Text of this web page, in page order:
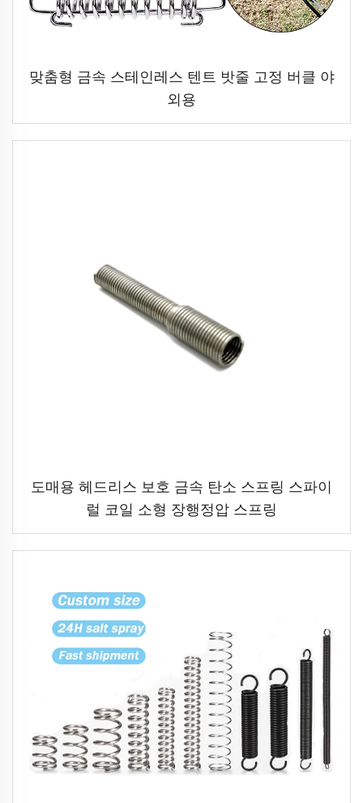
맞춤형 금속 스테인레스 텐트 밧줄 고정 버클 야
외용
도매용 헤드리스 보호 금속 탄소 스프링 스파이
럴 코일 소형 장행정압 스프링